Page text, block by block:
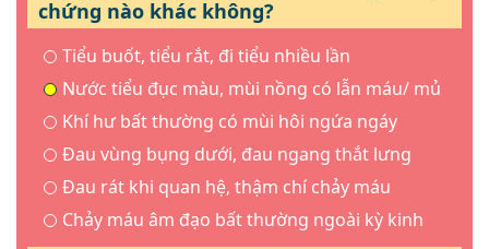
chứng nào khác không?
Tiểu buốt, tiểu rắt, đi tiểu nhiều lần
Nước tiểu đục màu, mùi nồng có lẫn máu/ mủ
Khí hư bất thường có mùi hôi ngứa ngáy
Đau vùng bụng dưới, đau ngang thắt lưng
Đau rát khi quan hệ, thậm chí chảy máu
Chảy máu âm đạo bất thường ngoài kỳ kinh